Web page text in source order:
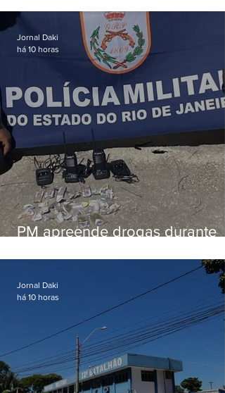
em Vaz Lobo
PM apreende drogas durante
Jornal Daki
há 10 horas
Jornal Daki
há 10 horas